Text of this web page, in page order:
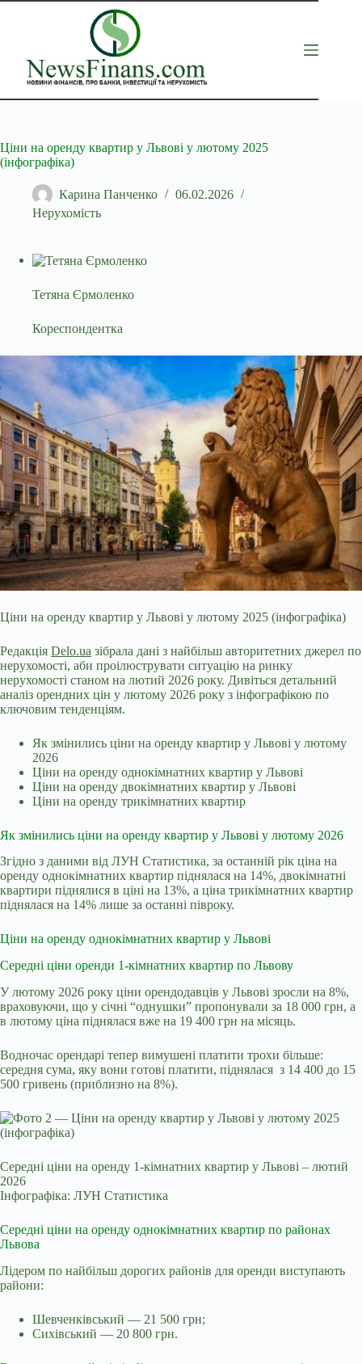
Перейти
Ціни на оренду квартир у Львові у лютому 2025
(інфографіка)
Карина Панченко
06.02.2026
Нерухомість
Тетяна Єрмоленко
Кореспондентка
Ціни на оренду квартир у Львові у лютому 2025 (інфографіка)
Редакція Delo.ua зібрала дані з найбільш авторитетних джерел по
нерухомості, аби проілюструвати ситуацію на ринку
нерухомості станом на лютий 2026 року. Дивіться детальний
аналіз орендних цін у лютому 2026 року з інфографікою по
ключовим тенденціям.
Як змінились ціни на оренду квартир у Львові у лютому
2026
Ціни на оренду однокімнатних квартир у Львові
Ціни на оренду двокімнатних квартир у Львові
Ціни на оренду трикімнатних квартир
Як змінились ціни на оренду квартир у Львові у лютому 2026
Згідно з даними від ЛУН Статистика, за останній рік ціна на
оренду однокімнатних квартир піднялася на 14%, двокімнатні
квартири піднялися в ціні на 13%, а ціна трикімнатних квартир
піднялася на 14% лише за останні півроку.
Ціни на оренду однокімнатних квартир у Львові
Середні ціни оренди 1-кімнатних квартир по Львову
У лютому 2026 року ціни орендодавців у Львові зросли на 8%,
враховуючи, що у січні “однушки” пропонували за 18 000 грн, а
в лютому ціна піднялася вже на 19 400 грн на місяць.
Водночас орендарі тепер вимушені платити трохи більше:
середня сума, яку вони готові платити, піднялася з 14 400 до 15
500 гривень (приблизно на 8%).
Середні ціни на оренду 1-кімнатних квартир у Львові – лютий
2026
Інфографіка: ЛУН Статистика
Середні ціни на оренду однокімнатних квартир по районах
Львова
Лідером по найбільш дорогих районів для оренди виступають
райони:
Шевченківський — 21 500 грн;
Сихівський — 20 800 грн.